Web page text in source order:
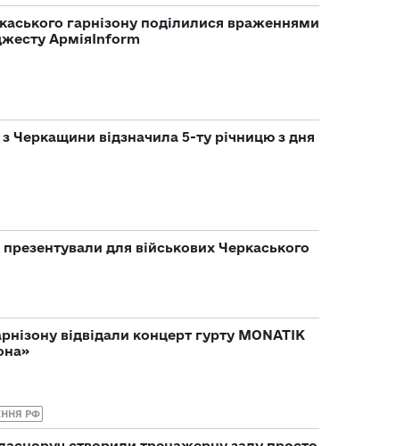
гарнізону поділилися враженнями
АрміяInform
Черкащини відзначила 5-ту річницю з дня
для військових Черкаського
відвідали концерт гурту MONATIK
РФ